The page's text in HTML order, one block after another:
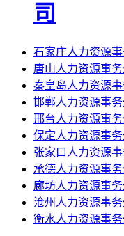
司
石家庄人力资源
唐山人力资源事
秦皇岛人力资源
邯郸人力资源事
邢台人力资源事
保定人力资源事
张家口人力资源
承德人力资源事
廊坊人力资源事
沧州人力资源事
衡水人力资源事